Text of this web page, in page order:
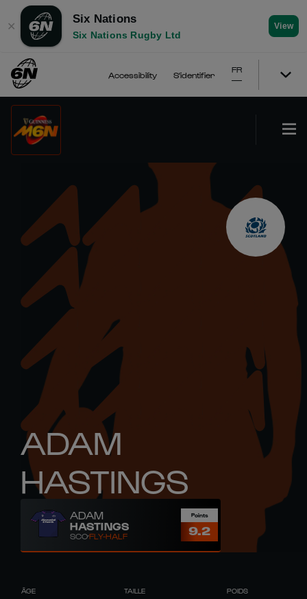
✕
Six Nations
Six Nations Rugby Ltd
View
Accessibility S'identifier
FR
ADAM
HASTINGS
ADAM
HASTINGS
SCOFLY-HALF
Points
9.2
ÂGE TAILLE POIDS